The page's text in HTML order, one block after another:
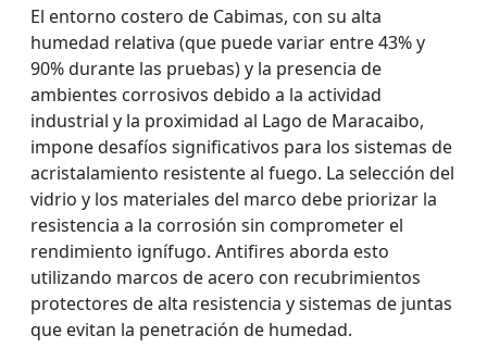
El entorno costero de Cabimas, con su alta
humedad relativa (que puede variar entre 43% y
90% durante las pruebas) y la presencia de
ambientes corrosivos debido a la actividad
industrial y la proximidad al Lago de Maracaibo,
impone desafíos significativos para los sistemas de
acristalamiento resistente al fuego. La selección del
vidrio y los materiales del marco debe priorizar la
resistencia a la corrosión sin comprometer el
rendimiento ignífugo. Antifires aborda esto
utilizando marcos de acero con recubrimientos
protectores de alta resistencia y sistemas de juntas
que evitan la penetración de humedad.